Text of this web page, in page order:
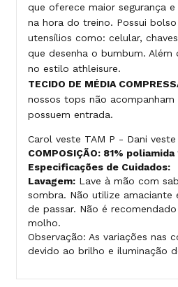
que oferece maior segurança
na hora do treino. Possui
utensílios como: celular,
que desenha o bumbum. Além
no estilo athleisure.
TECIDO DE MÉDIA
nossos tops não
possuem entrada.
Carol veste TAM P - Dani veste
COMPOSIÇÃO: 81%
Especificações de Cuidados:
Lavagem: Lave à mão com
sombra. Não utilize amaciante
de passar. Não é
molho.
Observação: As variações nas
devido ao brilho e iluminação